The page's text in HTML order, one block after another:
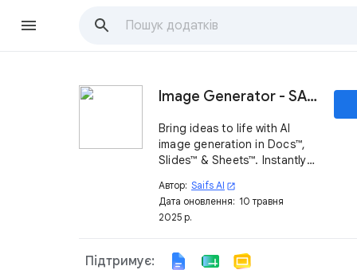
Image Generator - SAIFS AI
Bring ideas to life with AI
image generation in Docs™,
Slides™ & Sheets™. Instantly
from text to enrich your work
—no design skills needed.
Автор: Saifs AI open_in_new
Дата оновлення: 10 травня
2025 р.
Підтримує: